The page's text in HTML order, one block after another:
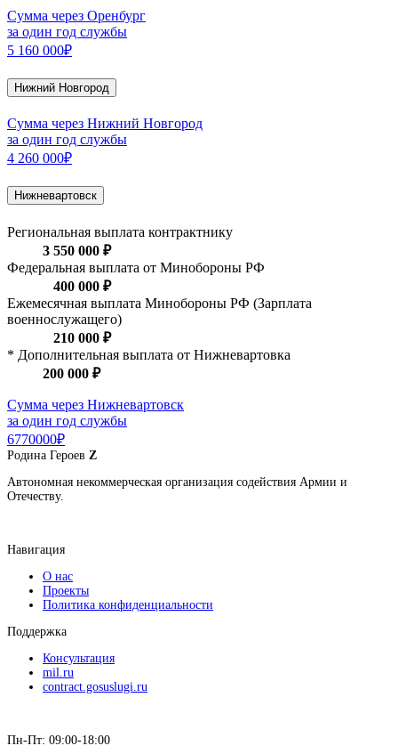
Сумма через Оренбург
за один год службы
5 160 000₽
Нижний Новгород
Сумма через Нижний Новгород
за один год службы
4 260 000₽
Нижневартовск
Региональная выплата контрактнику
3 550 000 ₽
Федеральная выплата от Минобороны РФ
400 000 ₽
Ежемесячная выплата Минобороны РФ (Зарплата
военнослужащего)
210 000 ₽
* Дополнительная выплата от Нижневартовка
200 000 ₽
Сумма через Нижневартовск
за один год службы
6770000₽
Родина Героев Z
Автономная некоммерческая организация содействия Армии и
Отечеству.
Навигация
О нас
Проекты
Политика конфиденциальности
Поддержка
Консультация
mil.ru
contract.gosuslugi.ru
Пн-Пт: 09:00-18:00